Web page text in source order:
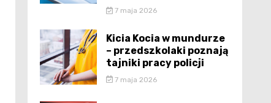
7 maja 2026
Kicia Kocia w mundurze
– przedszkolaki poznają
tajniki pracy policji
7 maja 2026